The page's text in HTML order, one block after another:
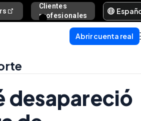
Clientes
profesionales
Ayuda y
Abrir cuenta real
desapareció